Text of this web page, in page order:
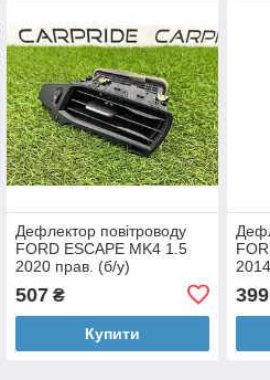
Дефлектор повітроводу
FORD ESCAPE MK4 1.5
2020 прав. (б/у)
507₴
Купити
399